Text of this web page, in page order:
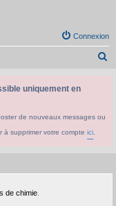
Connexion
h
uniquement en
de nouveaux messages ou
à supprimer votre compte ici
de chimie